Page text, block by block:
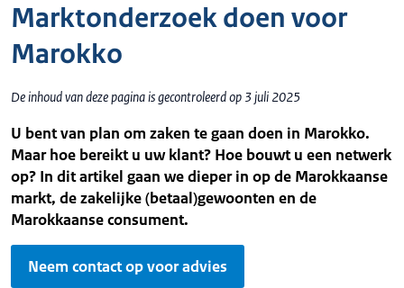
Marktonderzoek doen voor
Marokko
De inhoud van deze pagina is gecontroleerd op 3 juli 2025
U bent van plan om zaken te gaan doen in Marokko.
Maar hoe bereikt u uw klant? Hoe bouwt u een netwerk
op? In dit artikel gaan we dieper in op de Marokkaanse
markt, de zakelijke (betaal)gewoonten en de
Marokkaanse consument.
Neem contact op voor advies